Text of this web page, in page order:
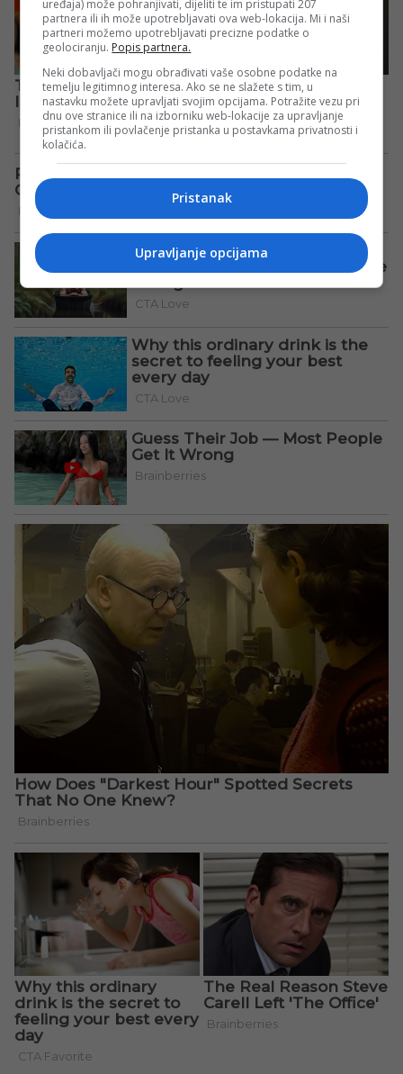
uređaja) može pohranjivati, dijeliti te im pristupati 207
partnera ili ih može upotrebljavati ova web-lokacija. Mi i naši
partneri možemo upotrebljavati precizne podatke o
geolociranju. Popis partnera.
Neki dobavljači mogu obrađivati vaše osobne podatke na
temelju legitimnog interesa. Ako se ne slažete s tim, u
nastavku možete upravljati svojim opcijama. Potražite vezu pri
dnu ove stranice ili na izborniku web-lokacije za upravljanje
pristankom ili povlačenje pristanka u postavkama privatnosti i
kolačića.
Pristanak
Upravljanje opcijama